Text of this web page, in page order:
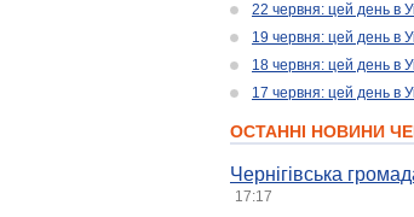
22 червня: цей день в
19 червня: цей день в
18 червня: цей день в
17 червня: цей день в
ОСТАННІ НОВИНИ
Чернігівська
17:17